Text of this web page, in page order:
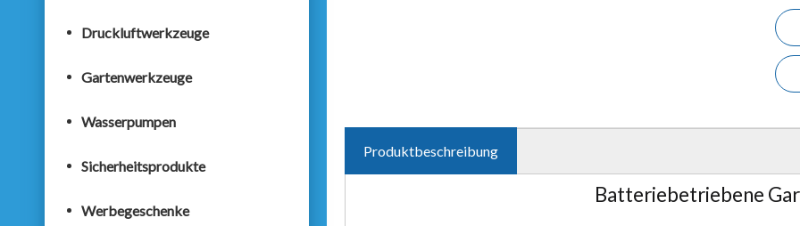
Druckluftwerkzeuge
Gartenwerkzeuge
Wasserpumpen
Sicherheitsprodukte
Werbegeschenke
Produktbeschreibung
Batteriebetriebene